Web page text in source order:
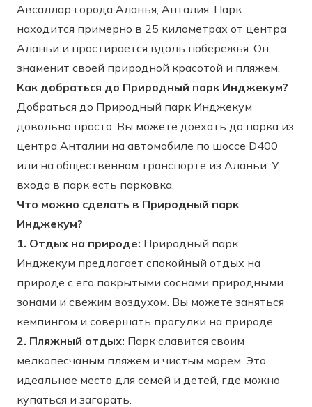
Авсаллар города Аланья, Анталия. Парк
находится примерно в 25 километрах от центра
Аланьи и простирается вдоль побережья. Он
знаменит своей природной красотой и пляжем.
Как добраться до Природный парк Инджекум?
Добраться до Природный парк Инджекум
довольно просто. Вы можете доехать до парка из
центра Анталии на автомобиле по шоссе D400
или на общественном транспорте из Аланьи. У
входа в парк есть парковка.
Что можно сделать в Природный парк
Инджекум?
1. Отдых на природе: Природный парк
Инджекум предлагает спокойный отдых на
природе с его покрытыми соснами природными
зонами и свежим воздухом. Вы можете заняться
кемпингом и совершать прогулки на природе.
2. Пляжный отдых: Парк славится своим
мелкопесчаным пляжем и чистым морем. Это
идеальное место для семей и детей, где можно
купаться и загорать.